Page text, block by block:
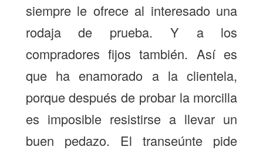
siempre le ofrece al interesado una
rodaja de prueba. Y a los
compradores fijos también. Así es
que ha enamorado a la clientela,
porque después de probar la morcilla
es imposible resistirse a llevar un
buen pedazo. El transeúnte pide